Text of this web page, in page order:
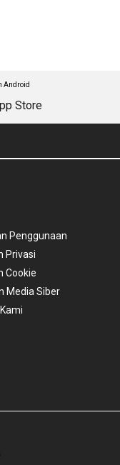
Android
Penggunaan
Privasi
Cookie
Media Siber